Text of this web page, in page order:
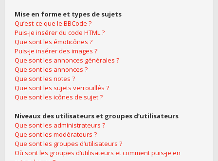
Mise en forme et types de sujets
Qu’est-ce que le BBCode ?
Puis-je insérer du code HTML ?
Que sont les émoticônes ?
Puis-je insérer des images ?
Que sont les annonces générales ?
Que sont les annonces ?
Que sont les notes ?
Que sont les sujets verrouillés ?
Que sont les icônes de sujet ?
Niveaux des utilisateurs et groupes d’utilisateurs
Que sont les administrateurs ?
Que sont les modérateurs ?
Que sont les groupes d’utilisateurs ?
Où sont les groupes d’utilisateurs et comment puis-je en